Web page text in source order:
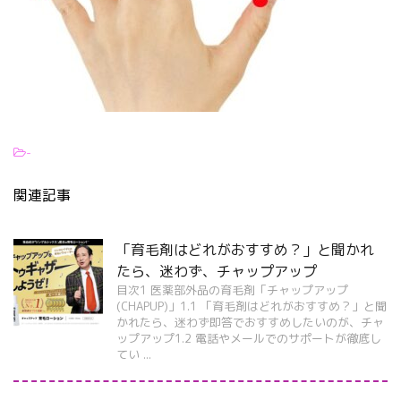
-
関連記事
「育毛剤はどれがおすすめ？」と聞かれ
たら、迷わず、チャップアップ
目次1 医薬部外品の育毛剤「チャップアップ
(CHAPUP)」1.1 「育毛剤はどれがおすすめ？」と聞
かれたら、迷わず即答でおすすめしたいのが、チャ
ップアップ1.2 電話やメールでのサポートが徹底し
てい ...